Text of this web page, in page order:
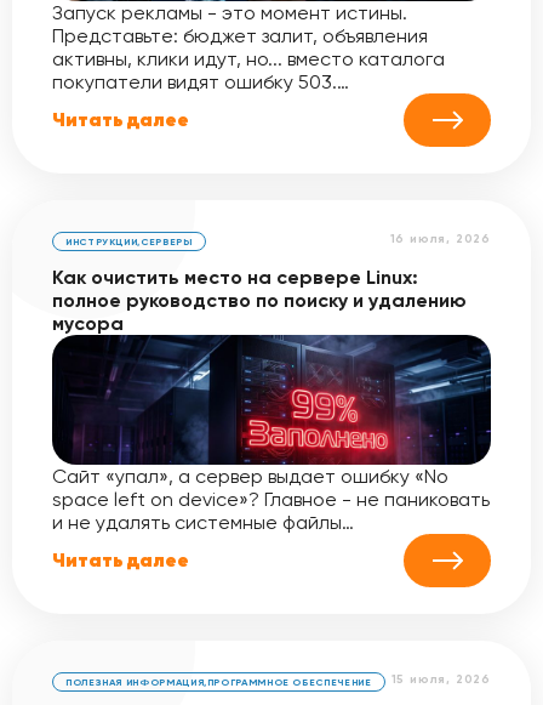
Запуск рекламы - это момент истины.
Представьте: бюджет залит, объявления
активны, клики идут, но... вместо каталога
покупатели видят ошибку 503.…
Читать далее
16 июля, 2026
ИНСТРУКЦИИ, СЕРВЕРЫ
Как очистить место на сервере Linux:
полное руководство по поиску и удалению
мусора
Сайт «упал», а сервер выдает ошибку «No
space left on device»? Главное - не паниковать
и не удалять системные файлы…
Читать далее
15 июля, 2026
ПОЛЕЗНАЯ ИНФОРМАЦИЯ,ПРОГРАММНОЕ ОБЕСПЕЧЕНИЕ